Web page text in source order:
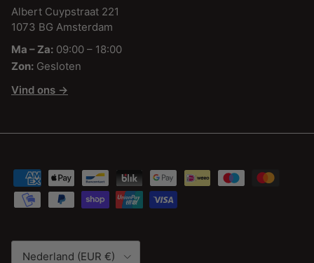
Albert Cuypstraat 221
1073 BG Amsterdam
Ma – Za: 09:00 – 18:00
Zon: Gesloten
Vind ons →
Land/Regio
Nederland (EUR €)